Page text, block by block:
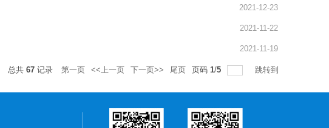
2021-12-23
2021-11-22
2021-11-19
总共 67 记录 第一页 <<上一页 下一页>> 尾页 页码 1/5 跳转到